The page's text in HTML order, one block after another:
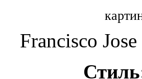
Francisco